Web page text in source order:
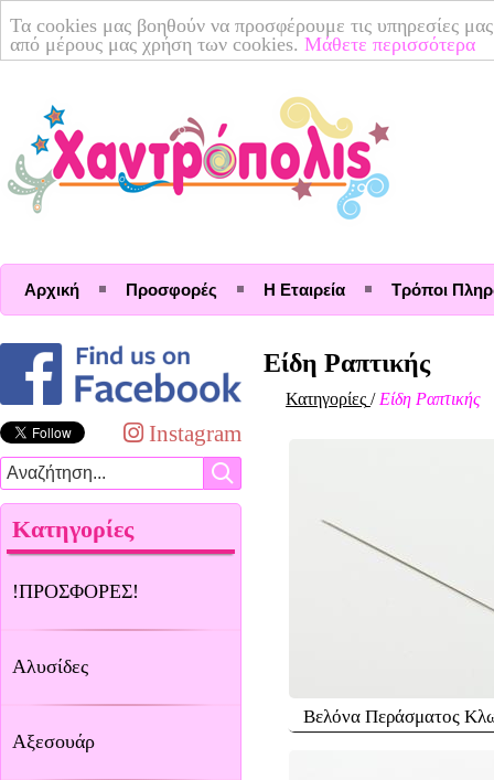
Τα cookies μας βοηθούν να προσφέρουμε τις υπηρεσίες
από μέρους μας χρήση των cookies. Μάθετε περισσότερα
Αρχική Προσφορές Η Εταιρεία Τρόποι
Instagram
Κατηγορίες
!ΠΡΟΣΦΟΡΕΣ!
Αλυσίδες
Αξεσουάρ
Είδη Ραπτικής
Κατηγορίες / Είδη Ραπτικής
Βελόνα Περάσματος